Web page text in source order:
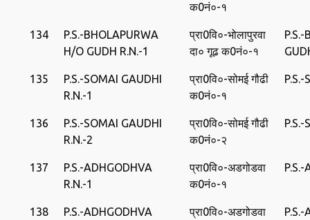
क0नं०-१
134
P.S.-BHOLAPURWA
H/O GUDH R.N.-1
प्रा0वि०-भोलापुरवा
दा० गूढ क0नं०-१
135
P.S.-SOMAI GAUDHI
R.N.-1
प्रा0वि०-सोमई गौढी
क0नं०-१
136
P.S.-SOMAI GAUDHI
R.N.-2
प्रा0वि०-सोमई गौढी
क0नं०-२
137
P.S.-ADHGODHVA
R.N.-1
प्रा0वि०-अडगोडवा
क0नं०-१
P.S.-
138
P.S.-ADHGODHVA
प्रा0वि०-अडगोडवा
P.S.-